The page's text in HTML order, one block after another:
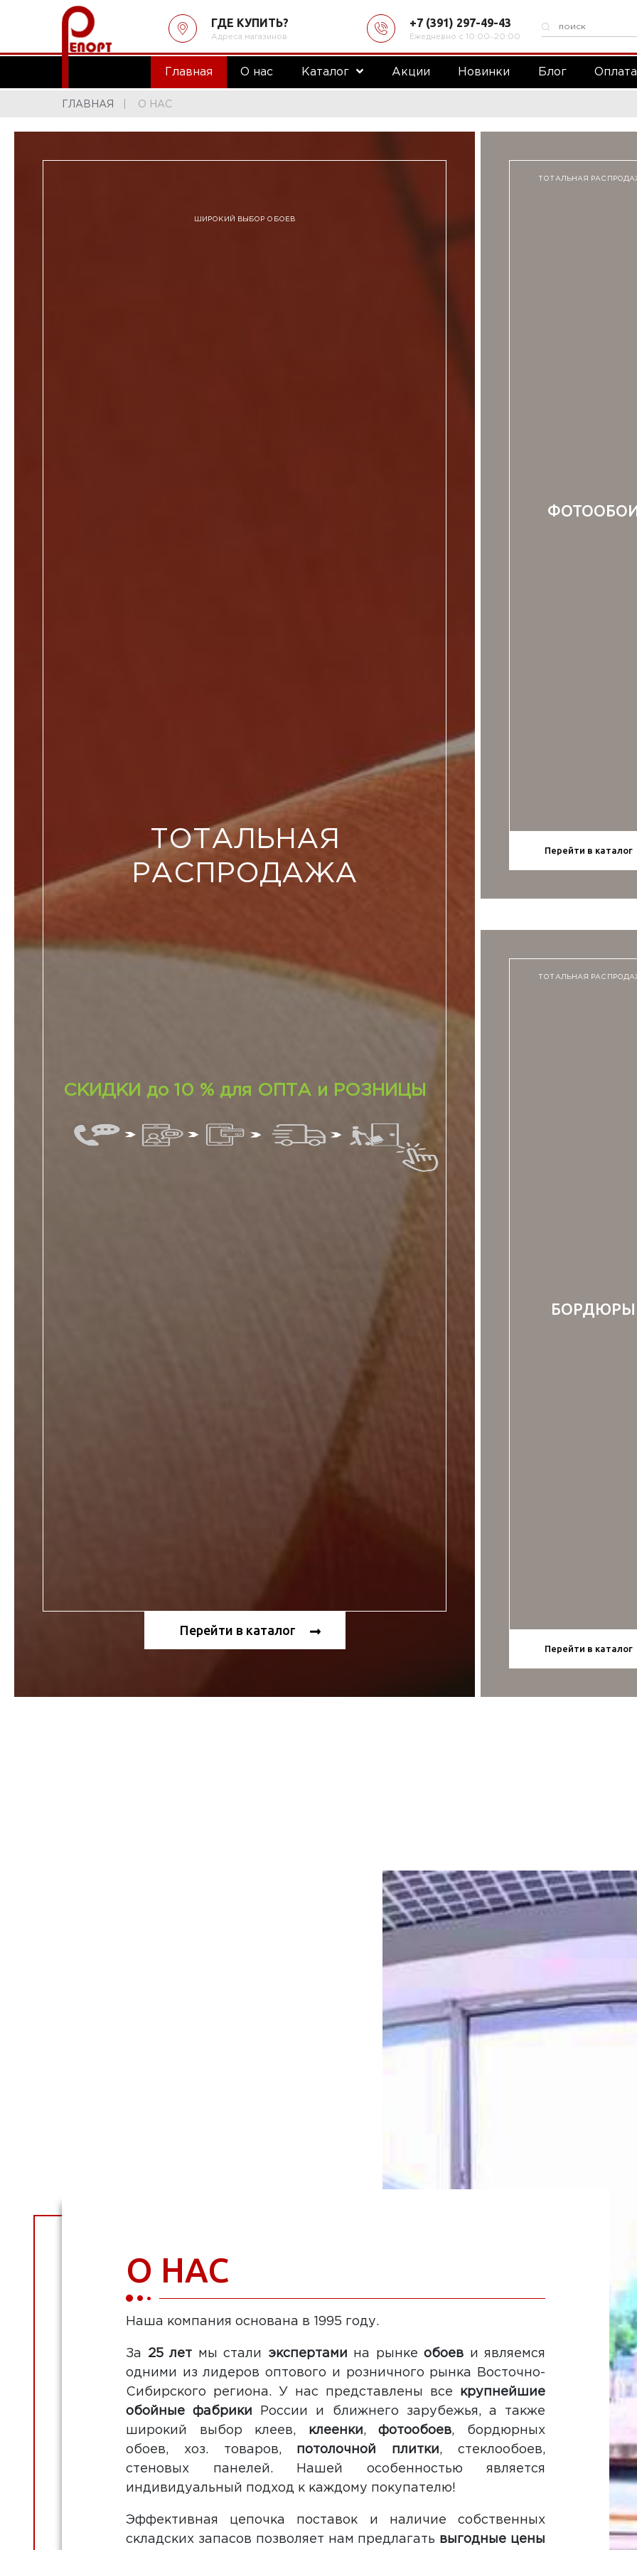
ГДЕ КУПИТЬ?
Адреса магазинов
+7 (391) 297-49-43
Ежедневно с 10:00‒20:00
Главная О нас Каталог Акции Новинки Блог Оплата
ГЛАВНАЯ О НАС
ШИРОКИЙ ВЫБОР ОБОЕВ
ТОТАЛЬНАЯ
РАСПРОДАЖА
СКИДКИ до 10 % для ОПТА и РОЗНИЦЫ
Перейти в каталог
ТОТАЛЬНАЯ
Перейти в каталог
ТОТАЛЬНАЯ
БОРДЮРЫ
Перейти в каталог
О НАС
Наша компания основана в 1995 году.
За 25 лет мы стали экспертами на рынке обоев и являемся
одними из лидеров оптового и розничного рынка Восточно-
Сибирского региона. У нас представлены все
крупнейшие
обойные фабрики России и ближнего зарубежья, а также
широкий выбор клеев,
клеенки,фотообоев, бордюрных
обоев, хоз. товаров, потолочной плитки, стеклообоев,
стеновых панелей. Нашей особенностью является
индивидуальный подход к каждому покупателю!
Эффективная цепочка поставок и наличие собственных
складских запасов позволяет нам предлагать выгодные цены